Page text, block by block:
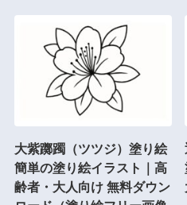
大紫躑躅（ツツジ）塗り絵
簡単の塗り絵イラスト｜高
齢者・大人向け 無料ダウン